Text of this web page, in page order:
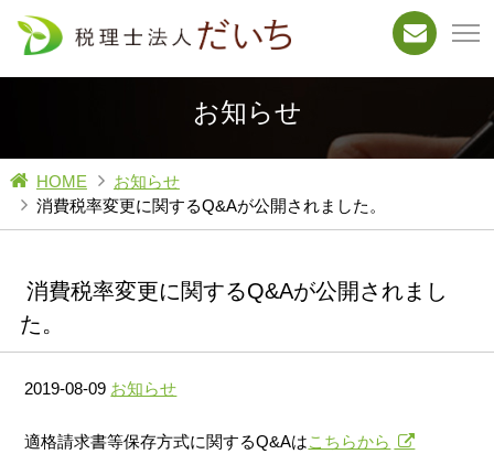
お知らせ
HOME
お知らせ
消費税率変更に関するQ&Aが公開されました。
消費税率変更に関するQ&Aが公開されまし
た。
2019-08-09 お知らせ
適格請求書等保存方式に関するQ&Aはこちらから